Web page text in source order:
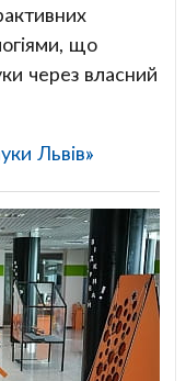
що
через власний
Львів»